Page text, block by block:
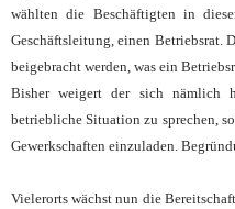
wählten die Beschäftigten in
Geschäftsleitung, einen Betriebsrat.
beigebracht werden, was ein
Bisher weigert der sich nämlich
betriebliche Situation zu sprechen,
Gewerkschaften einzuladen.
Vielerorts wächst nun die